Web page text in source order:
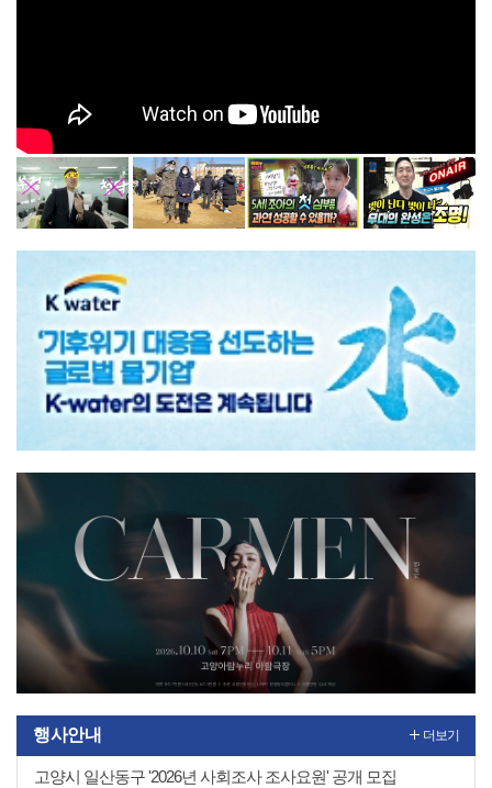
1 2
행사안내
고양시 일산동구 '2026년 사회조사 조사요원' 공개 모집
더보기